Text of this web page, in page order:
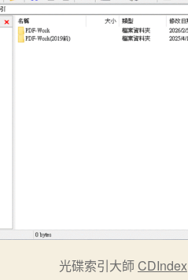
光碟索引大師CDIndex